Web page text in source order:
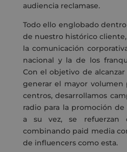
audiencia reclamase.
Todo ello englobado
de nuestro histórico
la comunicación
nacional y la de los
Con el objetivo de
generar el mayor volumen
centros, desarrollamos
radio para la promoción de
a su vez, se refuerzan
combinando paid media
de influencers como esta.